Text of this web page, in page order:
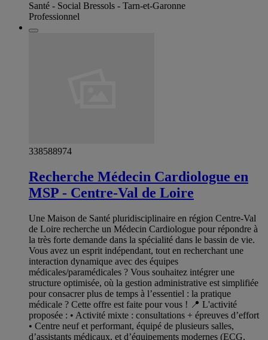
Santé - Social Bressols - Tarn-et-Garonne
Professionnel
338588974
Recherche Médecin Cardiologue en
MSP - Centre-Val de Loire
Une Maison de Santé pluridisciplinaire en région Centre-Val
de Loire recherche un Médecin Cardiologue pour répondre à
la très forte demande dans la spécialité dans le bassin de vie.
Vous avez un esprit indépendant, tout en recherchant une
interaction dynamique avec des équipes
médicales/paramédicales ? Vous souhaitez intégrer une
structure optimisée, où la gestion administrative est simplifiée
pour consacrer plus de temps à l’essentiel : la pratique
médicale ? Cette offre est faite pour vous ! 📍 L'activité
proposée : • Activité mixte : consultations + épreuves d’effort
• Centre neuf et performant, équipé de plusieurs salles,
d’assistants médicaux, et d’équipements modernes (ECG,